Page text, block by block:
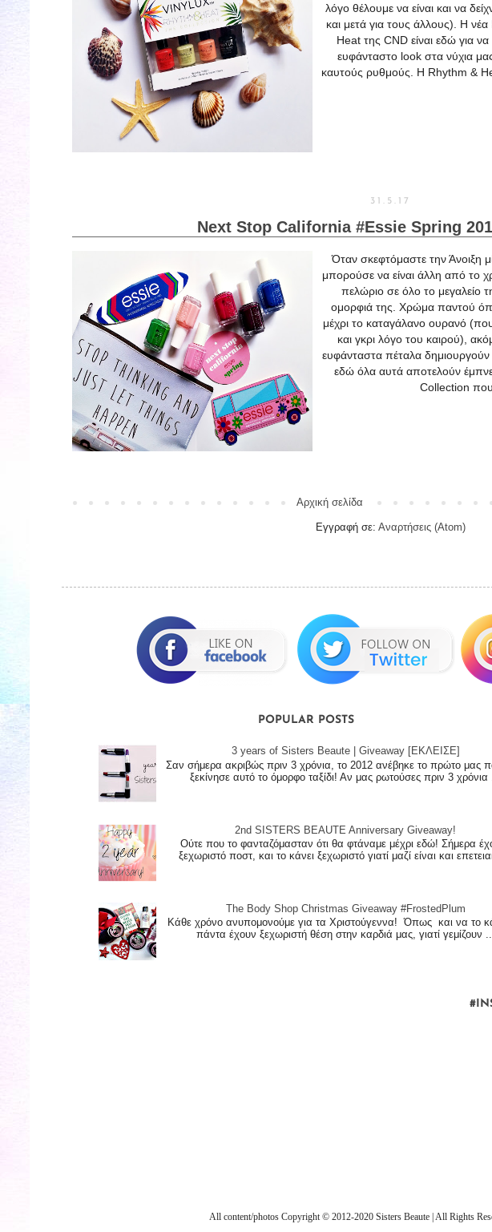
λόγο θέλουμε να είναι και να
και μετά για τους άλλους). Η
Heat της CND είναι εδώ για
ευφάνταστο look στα νύχια
καυτούς ρυθμούς. Η Rhythm &
31.5.17
Next Stop California #Essie Spring
Όταν σκεφτόμαστε την Άνοιξη
μπορούσε να είναι άλλη από το
πελώριο σε όλο το μεγαλείο
ομορφιά της. Χρώμα παντού
μέχρι το καταγάλανο ουρανό
και γκρι λόγο του καιρού),
ευφάνταστα πέταλα
εδώ όλα αυτά αποτελούν
Collection που
Αρχική σελίδα
Εγγραφή σε: Αναρτήσεις (Atom)
POPULAR POSTS
3 years of Sisters Beaute | Giveaway [ΕΚΛΕΙΣΕ]
Σαν σήμερα ακριβώς πριν 3 χρόνια, το 2012 ανέβηκε το πρώτο μας
ξεκίνησε αυτό το όμορφο ταξίδι! Αν μας ρωτούσες πριν 3 χρόνια
2nd SISTERS BEAUTE Anniversary Giveaway!
Ούτε που το φανταζόμασταν ότι θα φτάναμε μέχρι εδώ! Σήμερα
ξεχωριστό ποστ, και το κάνει ξεχωριστό γιατί μαζί είναι και
The Body Shop Christmas Giveaway #FrostedPlum
Κάθε χρόνο ανυπομονούμε για τα Χριστούγεννα! Όπως και να το
πάντα έχουν ξεχωριστή θέση στην καρδιά μας, γιατί γεμίζουν
All content/photos Copyright © 2012-2020 Sisters Beaute | All Rights